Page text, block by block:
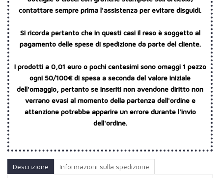
contattare sempre prima l'assistenza per evitare disguidi.
Si ricorda pertanto che in questi casi il reso è soggetto al
pagamento delle spese di spedizione da parte del cliente.
I prodotti a 0,01 euro o pochi centesimi sono omaggi 1 pezzo
ogni 50/100€ di spesa a seconda del valore iniziale
dell'omaggio, pertanto se inseriti non avendone diritto non
verrano evasi al momento della partenza dell'ordine e
attenzione potrebbe apparire un errore durante l'invio
dell'ordine.
Descrizione Informazioni sulla spedizione